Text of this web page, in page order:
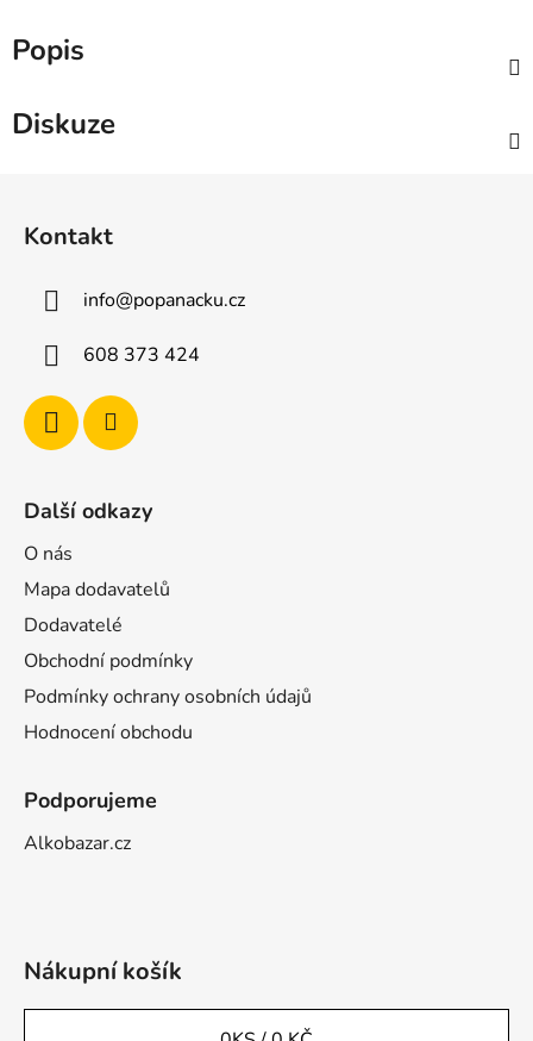
Popis
Diskuze
Kontakt
info@popanacku.cz
608 373 424
Další odkazy
O nás
Mapa dodavatelů
Dodavatelé
Obchodní podmínky
Podmínky ochrany osobních údajů
Hodnocení obchodu
Podporujeme
Alkobazar.cz
Nákupní košík